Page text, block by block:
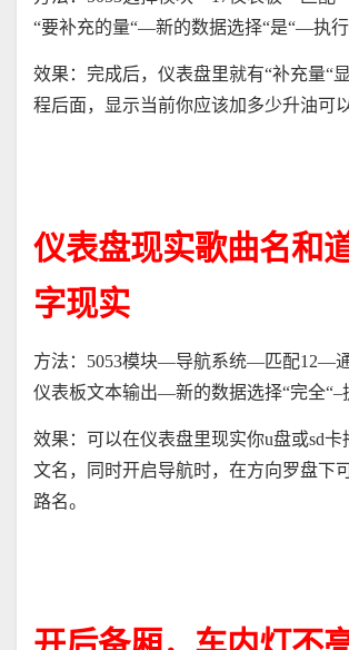
“要补充的量“—新的数据选择“是“—执行
效果：完成后，仪表盘里就有“补充量“
程后面，显示当前你应该加多少升油可
仪表盘现实歌曲名和
字现实
方法： 5053模块—导航系统—匹配12—
仪表板文本输出—新的数据选择“完全“–
效果：可以在仪表盘里现实你u盘或sd卡
文名，同时开启导航时，在方向罗盘下
路名。